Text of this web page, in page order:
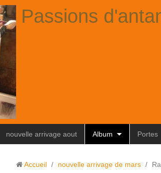
Passions
nouvelle arrivage aout Album Portes
Accueil / nouvelle arrivage de mars /